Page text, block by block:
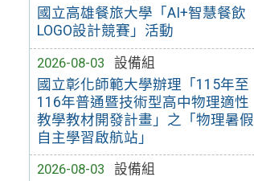
國立高雄餐旅大學「AI+智慧餐飲
LOGO設計競賽」活動
2026-08-03
設備組
國立彰化師範大學辦理「115年至
116年普通暨技術型高中物理適性
教學教材開發計畫」之「物理暑假
自主學習啟航站」
2026-08-03
設備組